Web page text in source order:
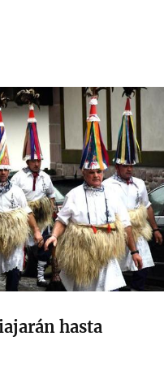
hasta